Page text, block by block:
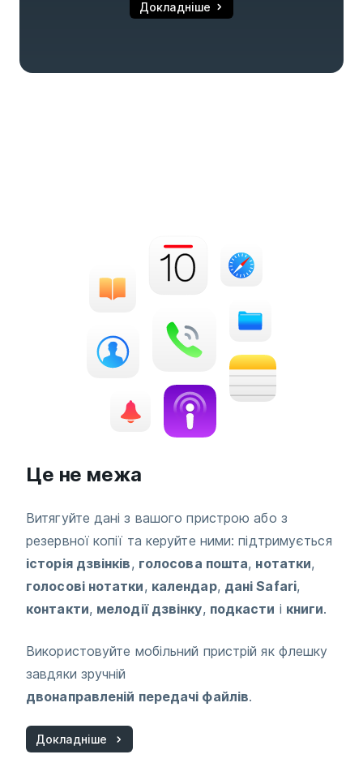
Докладніше
Це не межа
Витягуйте дані з вашого пристрою або з
резервної копії та керуйте ними: підтримується
історія дзвінків, голосова пошта, нотатки,
голосові нотатки, календар, дані Safari,
контакти, мелодії дзвінку, подкасти і книги.
Використовуйте мобільний пристрій як флешку
завдяки зручній
двонаправленій передачі файлів.
Докладніше